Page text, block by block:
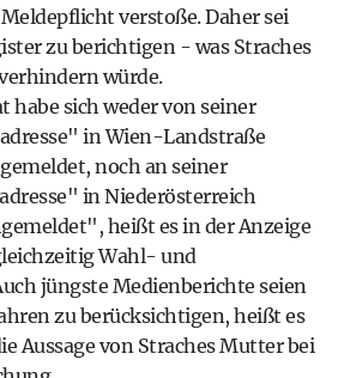
verstoße. Daher sei
zu berichtigen - was Straches
würde.
habe sich weder von seiner
in Wien-Landstraße
noch an seiner
in Niederösterreich
heißt es in der Anzeige
Wahl- und
jüngste Medienberichte seien
zu berücksichtigen, heißt es
Aussage von Straches Mutter bei